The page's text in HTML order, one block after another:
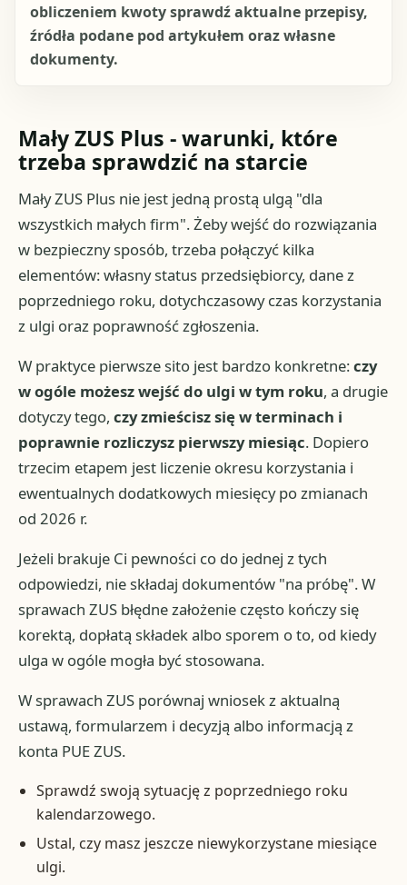
obliczeniem kwoty sprawdź aktualne przepisy,
źródła podane pod artykułem oraz własne
dokumenty.
Mały ZUS Plus - warunki, które
trzeba sprawdzić na starcie
Mały ZUS Plus nie jest jedną prostą ulgą "dla
wszystkich małych firm". Żeby wejść do rozwiązania
w bezpieczny sposób, trzeba połączyć kilka
elementów: własny status przedsiębiorcy, dane z
poprzedniego roku, dotychczasowy czas korzystania
z ulgi oraz poprawność zgłoszenia.
W praktyce pierwsze sito jest bardzo konkretne:czy
w ogóle możesz wejść do ulgi w tym roku, a drugie
dotyczy tego,czy zmieścisz się w terminach i
poprawnie rozliczysz pierwszy miesiąc. Dopiero
trzecim etapem jest liczenie okresu korzystania i
ewentualnych dodatkowych miesięcy po zmianach
od 2026 r.
Jeżeli brakuje Ci pewności co do jednej z tych
odpowiedzi, nie składaj dokumentów "na próbę". W
sprawach ZUS błędne założenie często kończy się
korektą, dopłatą składek albo sporem o to, od kiedy
ulga w ogóle mogła być stosowana.
W sprawach ZUS porównaj wniosek z aktualną
ustawą, formularzem i decyzją albo informacją z
konta PUE ZUS.
Sprawdź swoją sytuację z poprzedniego roku
kalendarzowego.
Ustal, czy masz jeszcze niewykorzystane miesiące
ulgi.